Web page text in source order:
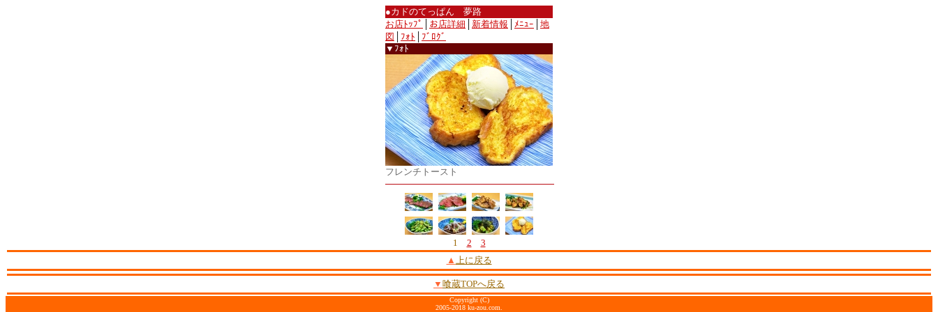
●カドのてっぱん 夢路
お店ﾄｯﾌﾟ
お店詳細 新着情報 ﾒﾆｭｰ
地
図
ﾌｫﾄ
ﾌﾞﾛｸﾞ
▼ﾌｫﾄ
フレンチトースト
1 2
3
▲ 上に戻る
▼ 喰蔵TOPへ戻る
Copyright (C)
2005-2018 ku-zou.com.